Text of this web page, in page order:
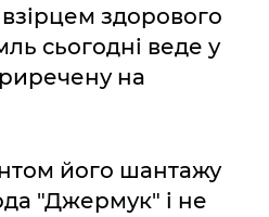
здорового
сьогодні веде у
на
його шантажу
"Джермук" і не